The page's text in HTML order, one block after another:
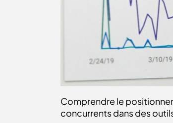
Comprendre le
concurrents dans des